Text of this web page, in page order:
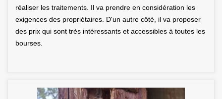
réaliser les traitements. Il va prendre en considération les
exigences des propriétaires. D'un autre côté, il va proposer
des prix qui sont très intéressants et accessibles à toutes les
bourses.